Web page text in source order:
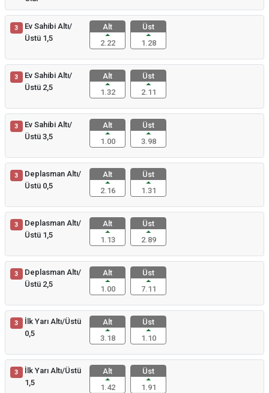
3
Ev Sahibi Altı/
Üstü 1,5
Alt
2.22
Üst
1.28
3
Ev Sahibi Altı/
Üstü 2,5
Alt
1.32
Üst
2.11
3
Ev Sahibi Altı/
Üstü 3,5
Alt
1.00
Üst
3.98
3
Deplasman Altı/
Üstü 0,5
Alt
2.16
Üst
1.31
3
Deplasman Altı/
Üstü 1,5
Alt
1.13
Üst
2.89
3
Deplasman Altı/
Üstü 2,5
Alt
1.00
Üst
7.11
3
İlk Yarı Altı/Üstü
0,5
Alt
3.18
Üst
1.10
3
İlk Yarı Altı/Üstü
1,5
Alt
1.42
Üst
1.91